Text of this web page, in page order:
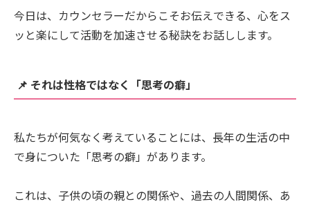
今日は、カウンセラーだからこそお伝えできる、心をス
ッと楽にして活動を加速させる秘訣をお話しします。
📌 それは性格ではなく「思考の癖」
私たちが何気なく考えていることには、長年の生活の中
で身についた「思考の癖」があります。
これは、子供の頃の親との関係や、過去の人間関係、あ